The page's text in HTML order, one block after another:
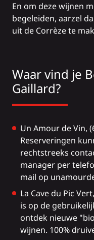
En om deze wijnen
begeleiden, aarzel
uit de Corrèze te
Waar vind je
Gaillard?
Un Amour de Vin,
Reserveringen
rechtstreeks
manager per
mail op
La Cave du Pic Vert,
is op de
ontdek nieuwe
wijnen. 100%